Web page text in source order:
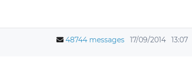
48744 messages 17/09/2014 13:07